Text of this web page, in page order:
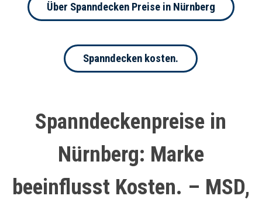
Über Spanndecken Preise in Nürnberg
Spanndecken kosten.
Spanndeckenpreise in
Nürnberg: Marke
beeinflusst Kosten. – MSD,